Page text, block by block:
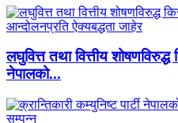
लघुवित्त तथा वित्तीय
नेपालको...